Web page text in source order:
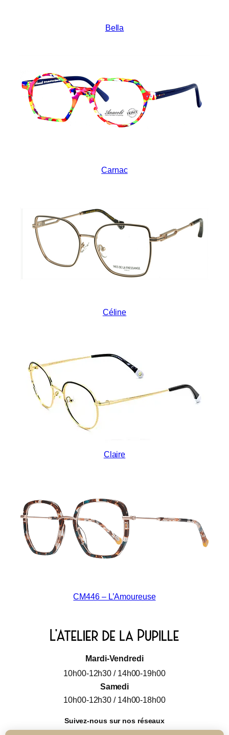
Bella
Carnac
Céline
Claire
CM446 – L’Amoureuse
Mardi-Vendredi
10h00-12h30 / 14h00-19h00
Samedi
10h00-12h30 / 14h00-18h00
Suivez-nous sur nos réseaux